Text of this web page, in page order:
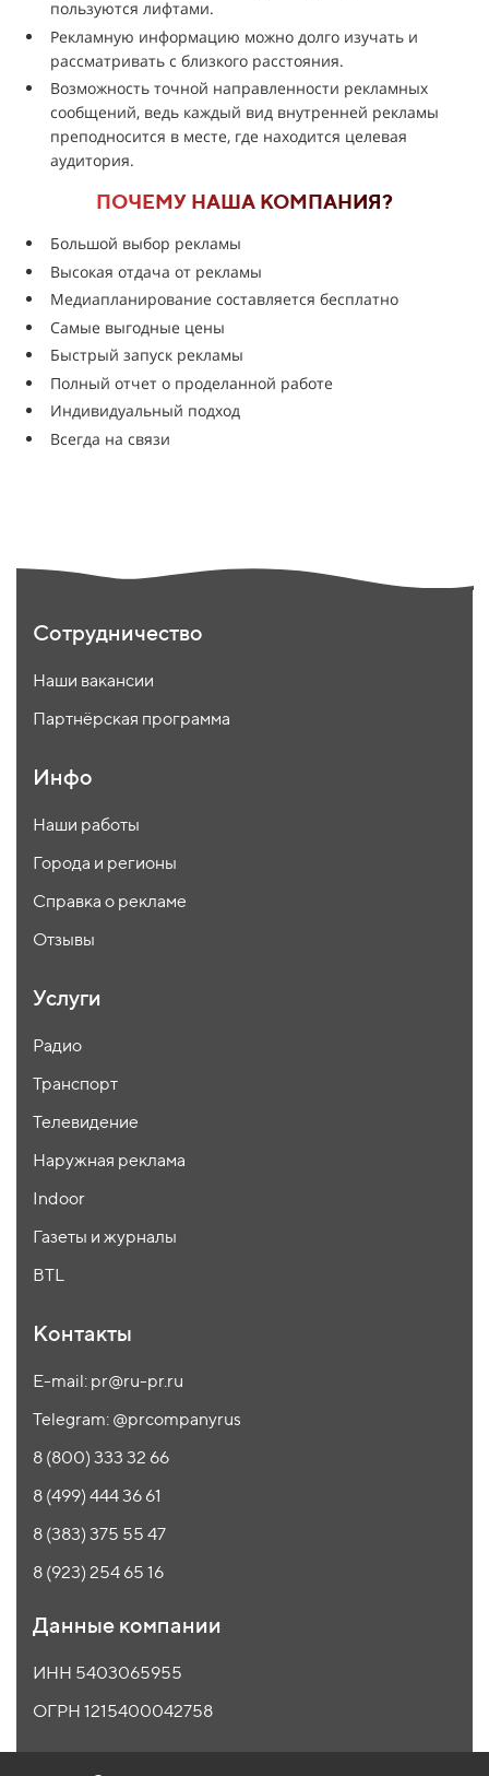
пользуются лифтами.
Рекламную информацию можно долго изучать и
рассматривать с близкого расстояния.
Возможность точной направленности рекламных
сообщений, ведь каждый вид внутренней рекламы
преподносится в месте, где находится целевая
аудитория.
ПОЧЕМУ НАША КОМПАНИЯ?
Большой выбор рекламы
Высокая отдача от рекламы
Медиапланирование составляется бесплатно
Самые выгодные цены
Быстрый запуск рекламы
Полный отчет о проделанной работе
Индивидуальный подход
Всегда на связи
Сотрудничество
Наши вакансии
Партнёрская программа
Инфо
Наши работы
Города и регионы
Справка о рекламе
Отзывы
Услуги
Радио
Транспорт
Телевидение
Наружная реклама
Indoor
Газеты и журналы
BTL
Контакты
E-mail: pr@ru-pr.ru
Telegram: @prcompanyrus
8 (800) 333 32 66
8 (499) 444 36 61
8 (383) 375 55 47
8 (923) 254 65 16
Данные компании
ИНН 5403065955
ОГРН 1215400042758